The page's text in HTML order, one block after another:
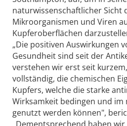
naturwissenschaftlicher Sicht
Mikroorganismen und Viren
Kupferoberflächen
„Die positiven Auswirkungen
Gesundheit sind seit der
verstehen wir erst seit
vollständig, die chemischen
Kupfers, welche die starke
Wirksamkeit bedingen und im
genutzt werden können",